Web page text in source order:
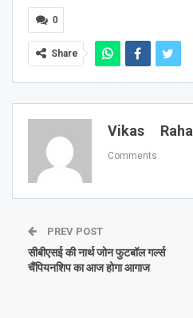
0
Share
Vikas
Comments
PREV POST
सीबीएसई की नार्थ जोन फुटबॉल गर्ल्स
चैंपियनशिप का आज होगा आगाज